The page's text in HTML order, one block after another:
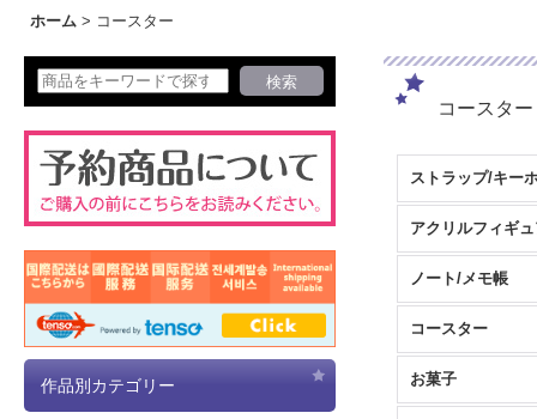
ホーム > コースター
作品別カテゴリー
コースター
ストラップ/キー
ノート/メモ帳
コースター
お菓子